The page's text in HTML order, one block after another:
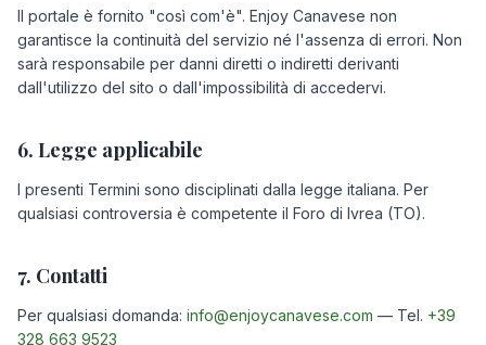
Il portale è fornito "così com'è". Enjoy Canavese non
garantisce la continuità del servizio né l'assenza di errori. Non
sarà responsabile per danni diretti o indiretti derivanti
dall'utilizzo del sito o dall'impossibilità di accedervi.
6. Legge applicabile
I presenti Termini sono disciplinati dalla legge italiana. Per
qualsiasi controversia è competente il Foro di Ivrea (TO).
7. Contatti
Per qualsiasi domanda: info@enjoycanavese.com — Tel. +39
328 663 9523